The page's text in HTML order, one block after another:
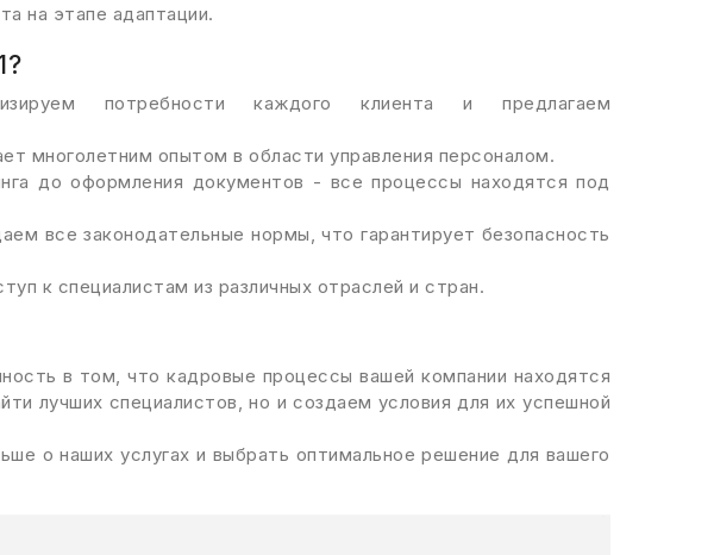
на этапе адаптации.
потребности каждого клиента и предлагаем
многолетним опытом в области управления персоналом.
до оформления документов - все процессы находятся под
все законодательные нормы, что гарантирует безопасность
к специалистам из различных отраслей и стран.
в том, что кадровые процессы вашей компании находятся
лучших специалистов, но и создаем условия для их успешной
о наших услугах и выбрать оптимальное решение для вашего